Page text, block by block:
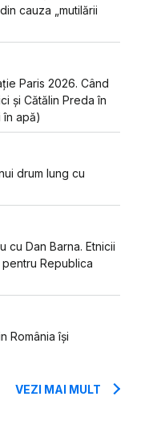
cauza „mutilării
Paris 2026. Când
și Cătălin Preda în
apă)
drum lung cu
cu Dan Barna. Etnicii
Republica
România își
VEZI MAI MULT